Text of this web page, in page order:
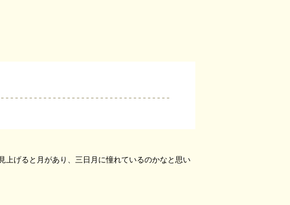
上げると月があり、三日月に憧れているのかなと思い